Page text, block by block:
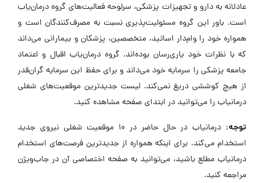
عادلانه به دارو و تجهیزات پزشکی، سرلوحه فعالیت‌های گروه درمان‌یاب
است. باور این گروه مسئولیت‌پذیری نسبت به مصرف‌کنندگان است و
همواره خود را وام‌دار اساتید، متخصصین، پزشکان و بیمارانی می‌داند
که با نظرات خود یاری‌رسان بوده‌اند. گروه درمان‌یاب اقبال و اعتماد
جامعه پزشکی را سرمایه خود می‌داند و برای حفظ این سرمایه گران‌قدر
از هیچ کوششی دریغ نمی‌کند. لیست جدیدترین موقعیت‌های شغلی
درمانیاب را می‌توانید در ابتدای صفحه مشاهده کنید.
توجه:
درمانیاب در حال حاضر در ۱۰ موقعیت شغلی نیروی جدید
استخدام می‌کند. برای اینکه همواره از جدیدترین فرصت‌های استخدام
درمانیاب مطلع باشید، می‌توانید به صفحه اختصاصی آن در جاب‌ویژن
مراجعه کنید.